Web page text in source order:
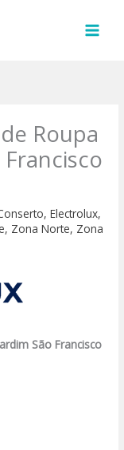
Roupa
,Electrolux,
, Zona Norte, Zona
São Francisco